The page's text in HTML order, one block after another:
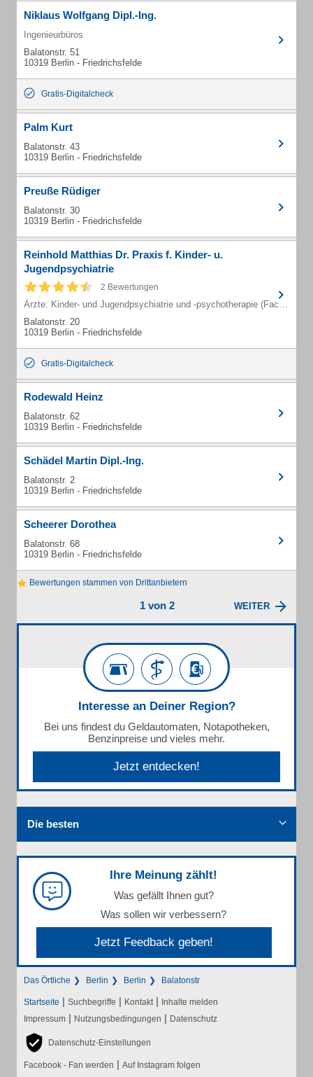
Niklaus Wolfgang Dipl.-Ing.
Ingenieurbüros
Balatonstr. 51
10319 Berlin - Friedrichsfelde
Gratis-Digitalcheck
Palm Kurt
Balatonstr. 43
10319 Berlin - Friedrichsfelde
Preuße Rüdiger
Balatonstr. 30
10319 Berlin - Friedrichsfelde
Reinhold Matthias Dr. Praxis f. Kinder- u.
Jugendpsychiatrie
2 Bewertungen
Ärzte: Kinder- und Jugendpsychiatrie und -psychotherapie (Fachärzte)
Balatonstr. 20
10319 Berlin - Friedrichsfelde
Gratis-Digitalcheck
Rodewald Heinz
Balatonstr. 62
10319 Berlin - Friedrichsfelde
Schädel Martin Dipl.-Ing.
Balatonstr. 2
10319 Berlin - Friedrichsfelde
Scheerer Dorothea
Balatonstr. 68
10319 Berlin - Friedrichsfelde
Bewertungen stammen von Drittanbietern
1 von 2 WEITER
Interesse an Deiner Region?
Bei uns findest du Geldautomaten, Notapotheken,
Benzinpreise und vieles mehr.
Jetzt entdecken!
Die besten
Ihre Meinung zählt!
Was gefällt Ihnen gut?
Was sollen wir verbessern?
Jetzt Feedback geben!
Das Örtliche Berlin Berlin Balatonstr
Startseite | Suchbegriffe | Kontakt | Inhalte melden
Impressum | Nutzungsbedingungen | Datenschutz
Datenschutz-Einstellungen
Facebook - Fan werden | Auf Instagram folgen